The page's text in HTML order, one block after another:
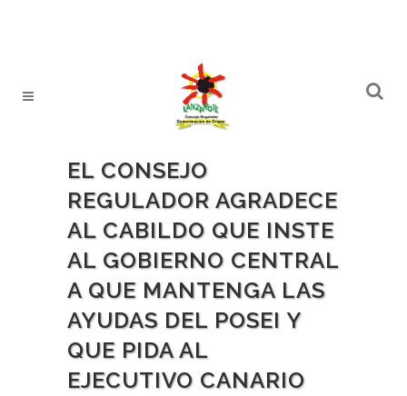
EL CONSEJO
REGULADOR AGRADECE
AL CABILDO QUE INSTE
AL GOBIERNO CENTRAL
A QUE MANTENGA LAS
AYUDAS DEL POSEI Y
QUE PIDA AL
EJECUTIVO CANARIO